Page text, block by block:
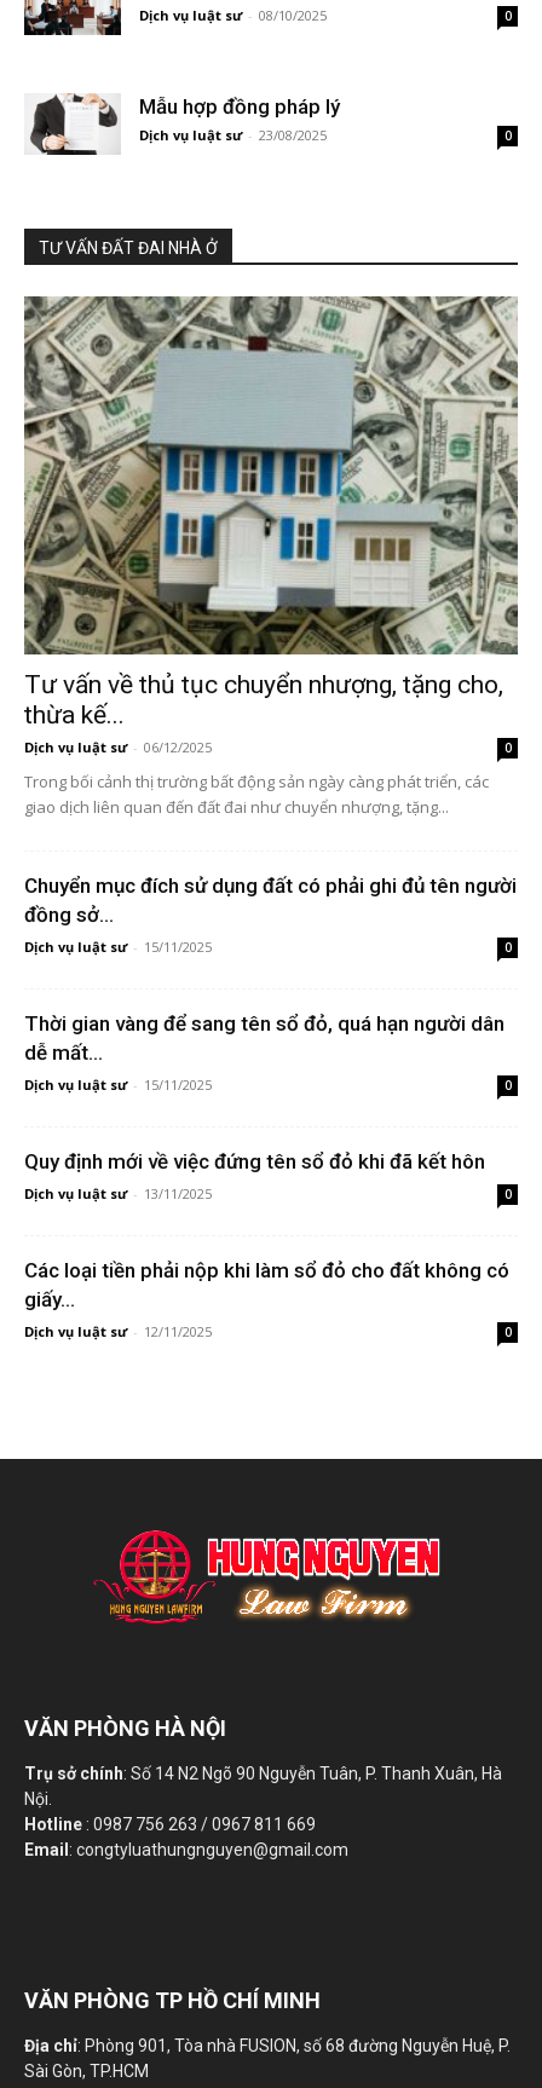
Dịch vụ luật sư - 08/10/2025 0
Mẫu hợp đồng pháp lý
Dịch vụ luật sư - 23/08/2025 0
TƯ VẤN ĐẤT ĐAI NHÀ Ở
Tư vấn về thủ tục chuyển nhượng, tặng cho,
thừa kế...
Dịch vụ luật sư - 06/12/2025 0
Trong bối cảnh thị trường bất động sản ngày càng phát triển, các
giao dịch liên quan đến đất đai như chuyển nhượng, tặng...
Chuyển mục đích sử dụng đất có phải ghi đủ tên người
đồng sở...
Dịch vụ luật sư - 15/11/2025 0
Thời gian vàng để sang tên sổ đỏ, quá hạn người dân
dễ mất...
Dịch vụ luật sư - 15/11/2025 0
Quy định mới về việc đứng tên sổ đỏ khi đã kết hôn
Dịch vụ luật sư - 13/11/2025 0
Các loại tiền phải nộp khi làm sổ đỏ cho đất không có
giấy...
Dịch vụ luật sư - 12/11/2025 0
VĂN PHÒNG HÀ NỘI
Trụ sở chính: Số 14 N2 Ngõ 90 Nguyễn Tuân, P. Thanh Xuân, Hà
Nội.
Hotline : 0987 756 263 / 0967 811 669
Email: congtyluathungnguyen@gmail.com
VĂN PHÒNG TP HỒ CHÍ MINH
Địa chỉ: Phòng 901, Tòa nhà FUSION, số 68 đường Nguyễn Huệ, P.
Sài Gòn, TP.HCM